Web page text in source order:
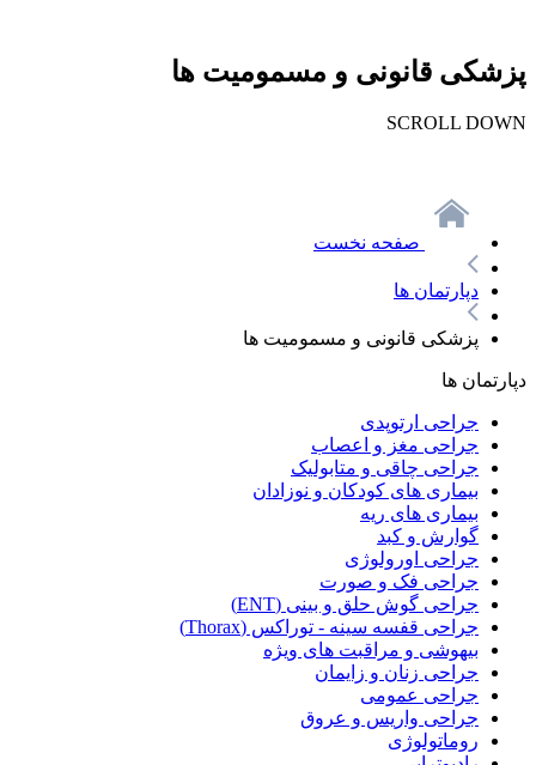
پزشکی قانونی و مسمومیت ها
SCROLL DOWN
صفحه نخست
دپارتمان ها
پزشکی قانونی و مسمومیت ها
دپارتمان ها
جراحی ارتوپدی
جراحی مغز و اعصاب
جراحی چاقی و متابولیک
بیماری های کودکان و نوزادان
بیماری های ریه
گوارش و کبد
جراحی اورولوژی
جراحی فک و صورت
جراحی گوش حلق و بینی (ENT)
جراحی قفسه سینه - توراکس (Thorax)
بیهوشی و مراقبت های ویژه
جراحی زنان و زایمان
جراحی عمومی
جراحی واریس و عروق
روماتولوژی